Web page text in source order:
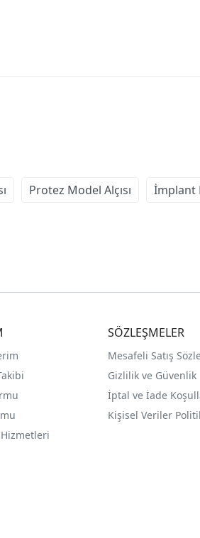
Protez Model Alçısı İmplant
SÖZLEŞMELER
Mesafeli Satış
Gizlilik ve Güvenlik
İptal ve İade
Kişisel Veriler